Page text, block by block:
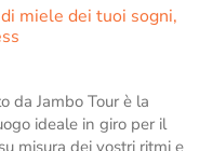
miele dei tuoi sogni,
da Jambo Tour è la
ideale in giro per il